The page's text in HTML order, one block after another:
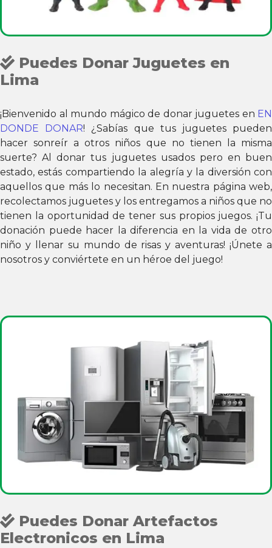
Puedes Donar Juguetes en
Lima
¡Bienvenido al mundo mágico de donar juguetes en EN
DONDE DONAR! ¿Sabías que tus juguetes pueden
hacer sonreír a otros niños que no tienen la misma
suerte? Al donar tus juguetes usados pero en buen
estado, estás compartiendo la alegría y la diversión con
aquellos que más lo necesitan. En nuestra página web,
recolectamos juguetes y los entregamos a niños que no
tienen la oportunidad de tener sus propios juegos. ¡Tu
donación puede hacer la diferencia en la vida de otro
niño y llenar su mundo de risas y aventuras! ¡Únete a
nosotros y conviértete en un héroe del juego!
Puedes Donar Artefactos
Electronicos en Lima